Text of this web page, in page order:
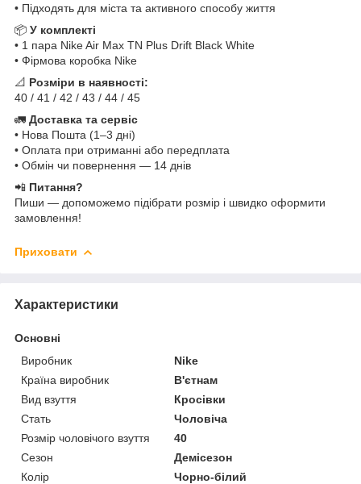
• Підходять для міста та активного способу життя
📦 У комплекті
• 1 пара Nike Air Max TN Plus Drift Black White
• Фірмова коробка Nike
📐 Розміри в наявності:
40 / 41 / 42 / 43 / 44 / 45
🚛 Доставка та сервіс
• Нова Пошта (1–3 дні)
• Оплата при отриманні або передплата
• Обмін чи повернення — 14 днів
📲 Питання?
Пиши — допоможемо підібрати розмір і швидко оформити
замовлення!
Приховати
Характеристики
Основні
Виробник
Nike
Країна виробник
В'єтнам
Вид взуття
Кросівки
Стать
Чоловіча
Розмір чоловічого взуття
40
Сезон
Демісезон
Колір
Чорно-білий